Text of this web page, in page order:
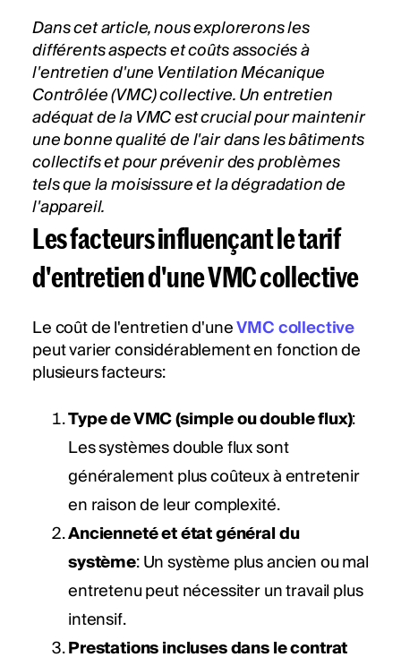
Dans cet article, nous explorerons les
différents aspects et coûts associés à
l'entretien d'une Ventilation Mécanique
Contrôlée (VMC) collective. Un entretien
adéquat de la VMC est crucial pour maintenir
une bonne qualité de l'air dans les bâtiments
collectifs et pour prévenir des problèmes
tels que la moisissure et la dégradation de
l'appareil.
Les facteurs influençant le tarif
d'entretien d'une VMC collective
Le coût de l'entretien d'uneVMC collective
peut varier considérablement en fonction de
plusieurs facteurs​​:
Type de VMC (simple ou double flux):
Les systèmes double flux sont
généralement plus coûteux à entretenir
en raison de leur complexité.
Ancienneté et état général du
système: Un système plus ancien ou mal
entretenu peut nécessiter un travail plus
intensif.
Prestations incluses dans le contrat